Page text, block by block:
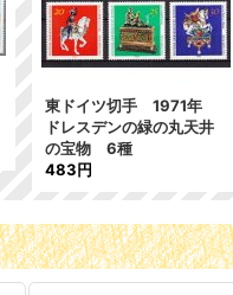
東ドイツ切手 1971年
ドレスデンの緑の丸天井
の宝物 6種
483円